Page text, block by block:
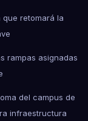
que retomará la
rampas asignadas
del campus de
infraestructura